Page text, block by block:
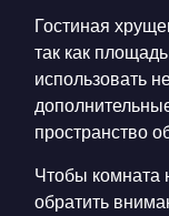
Гостиная
так как
использовать
пространство
Чтобы комната
обратить